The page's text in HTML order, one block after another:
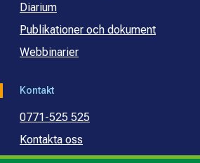
Diarium
Publikationer och dokument
Webbinarier
Kontakt
0771-525 525
Kontakta oss